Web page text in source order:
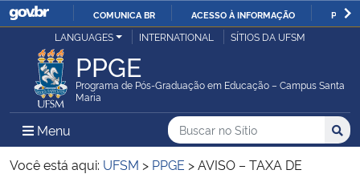
IR
O
COMUNICA BR ACESSO À INFORMAÇÃO
Ministério da Justiça e Segurança Pública
Ministério da Defesa
Ministério das Relações Exteriores
LANGUAGES INTERNATIONAL SÍTIOS DA UFSM
PPGE
Programa de Pós-Graduação em Educação – Campus Santa
Maria
Menu Menu Principal do Sítio
Busca
Buscar no no Sítio
Busca:
Você está aqui: UFSM > PPGE >AVISO – TAXA DE